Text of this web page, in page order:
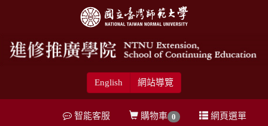
English 網站導覽
網頁選單
購物車 0
智能客服